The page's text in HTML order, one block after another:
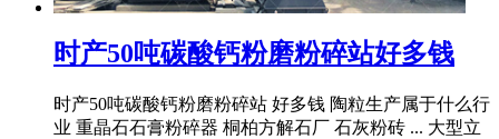
时产50吨碳酸钙粉磨粉碎站好多钱
时产50吨碳酸钙粉磨粉碎站 好多钱 陶粒生产属于什么行
业 重晶石石膏粉碎器 桐柏方解石厂 石灰粉砖 ... 大型立